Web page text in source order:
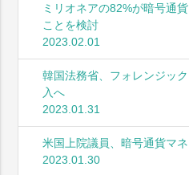
ミリオネアの82%が暗号通
ことを検討
2023.02.01
韓国法務省、フォレンジッ
入へ
2023.01.31
米国上院議員、暗号通貨マ
2023.01.30